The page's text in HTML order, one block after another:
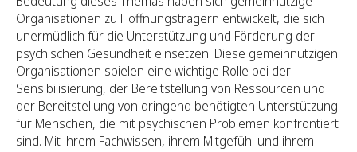
Organisationen zu Hoffnungsträgern entwickelt, die sich
unermüdlich für die Unterstützung und Förderung der
psychischen Gesundheit einsetzen. Diese gemeinnützigen
Organisationen spielen eine wichtige Rolle bei der
Sensibilisierung, der Bereitstellung von Ressourcen und
der Bereitstellung von dringend benötigten Unterstützung
für Menschen, die mit psychischen Problemen konfrontiert
sind. Mit ihrem Fachwissen, ihrem Mitgefühl und ihrem